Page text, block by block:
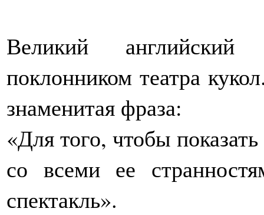
Великий
поклонником театра
знаменитая фраза:
«Для того, чтобы
со всеми ее
спектакль».